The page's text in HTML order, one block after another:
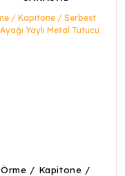
Örme / Kapitone /